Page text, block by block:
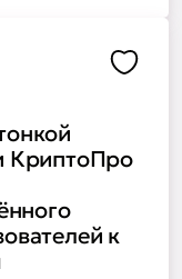
КриптоПро
к